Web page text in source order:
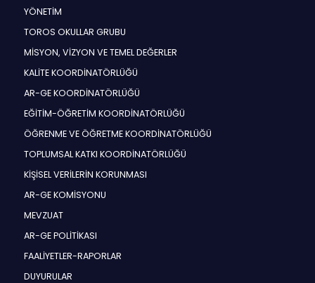
YÖNETİM
TOROS OKULLAR GRUBU
MİSYON, VİZYON VE TEMEL DEĞERLER
KALİTE KOORDİNATÖRLÜĞÜ
AR-GE KOORDİNATÖRLÜĞÜ
EĞİTİM-ÖĞRETİM KOORDİNATÖRLÜĞÜ
ÖĞRENME VE ÖĞRETME KOORDİNATÖRLÜĞÜ
TOPLUMSAL KATKI KOORDİNATÖRLÜĞÜ
KİŞİSEL VERİLERİN KORUNMASI
AR-GE KOMİSYONU
MEVZUAT
AR-GE POLİTİKASI
FAALİYETLER-RAPORLAR
DUYURULAR